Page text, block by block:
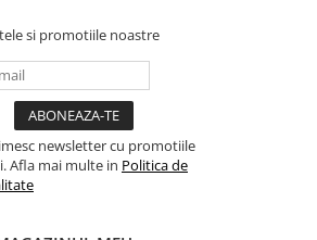
si promotiile noastre
newsletter cu promotiile
Afla mai multe in Politica de